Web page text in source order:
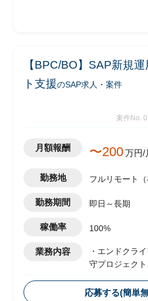
【BPC/BO】SAP新規
ト支援のSAP求人・案件
案件No.
月額報酬 〜200万円/
勤務地 フルリモート
勤務期間 即日～長期
稼働率 100%
業務内容
・エンドクラ
守プロジェクト
・新規の運用開
応募する(簡単